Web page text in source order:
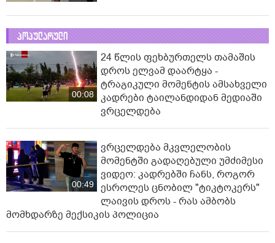
პოპულარული
00:08
24 წლის ფეხბურთელს თამაშის
დროს ელვამ დაარტყა -
ტრაგიკული მომენტის ამსახველი
კადრები ტაილანდიდან მედიაში
ვრცელდება
00:49
ვრცელდება მკვლელობის
მომენტში გადაღებული უმძიმესი
ვიდეო: კადრებში ჩანს, როგორ
ესროლეს ცნობილ "ტიკტოკერს"
ლაივის დროს - რას ამბობს
მომხდარზე მექსიკის პოლიცია